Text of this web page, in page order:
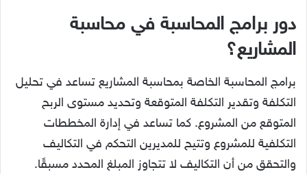
دور برامج المحاسبة في محاسبة
المشاريع؟
برامج المحاسبة الخاصة بمحاسبة المشاريع تساعد في تحليل
التكلفة وتقدير التكلفة المتوقعة وتحديد مستوى الربح
المتوقع من المشروع. كما تساعد في إدارة المخططات
التكلفية للمشروع وتتيح للمديرين التحكم في التكاليف
والتحقق من أن التكاليف لا تتجاوز المبلغ المحدد مسبقًا.